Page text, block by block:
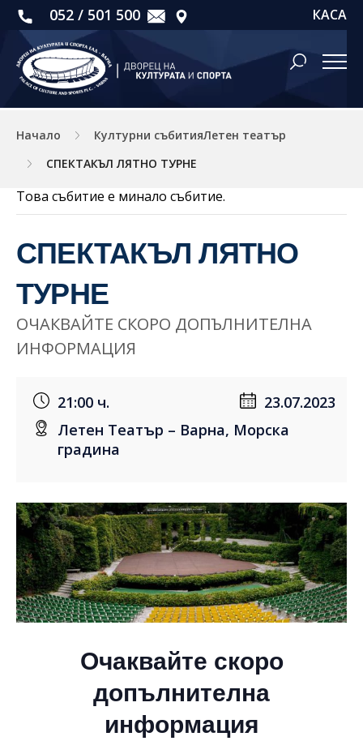
052 / 501 500 КАСА
Начало
Културни събитияЛетен театър
СПЕКТАКЪЛ ЛЯТНО ТУРНЕ
Това събитие е минало събитие.
СПЕКТАКЪЛ ЛЯТНО
ТУРНЕ
ОЧАКВАЙТЕ СКОРО ДОПЪЛНИТЕЛНА
ИНФОРМАЦИЯ
21:00 ч.
23.07.2023
Летен Театър – Варна, Морска
градина
Очаквайте скоро
допълнителна
информация